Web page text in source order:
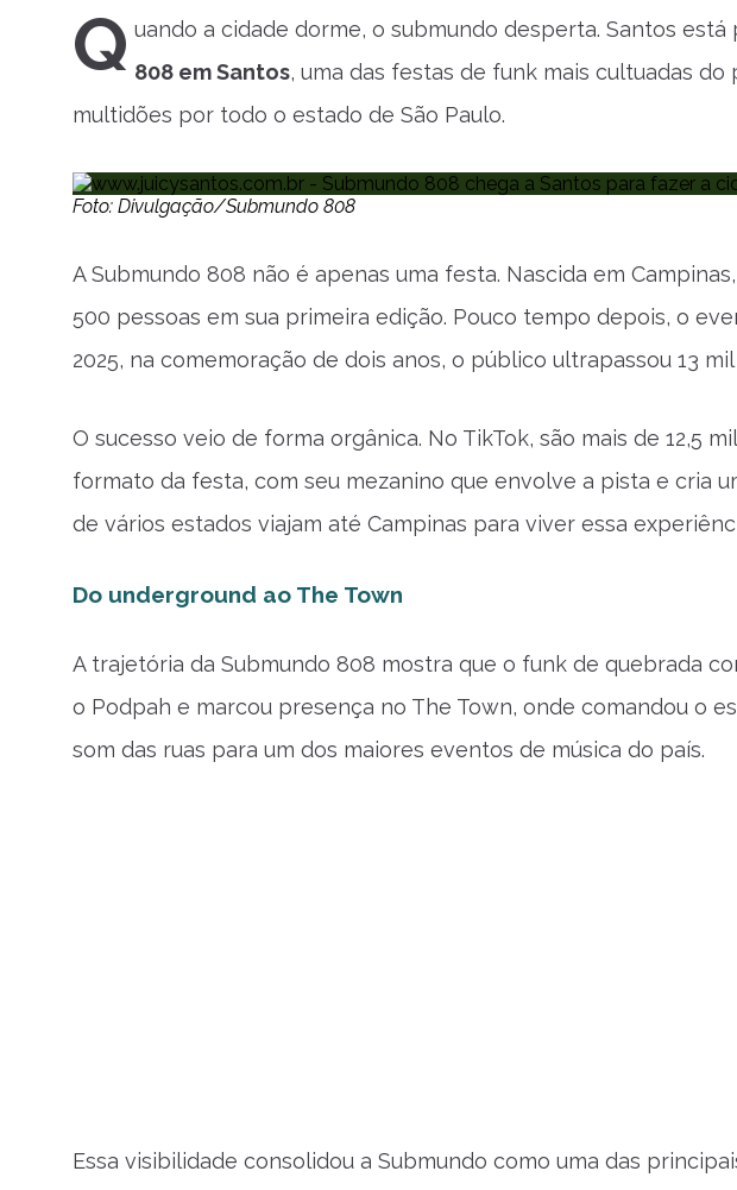
Q uando a cidade dorme, o submundo desperta. Santos
808 em Santos, uma das festas de funk mais cultuadas
multidões por todo o estado de São Paulo.
Foto: Divulgação/Submundo 808
A Submundo 808 não é apenas uma festa. Nascida em
500 pessoas em sua primeira edição. Pouco tempo depois, o
2025, na comemoração de dois anos, o público ultrapassou 13
O sucesso veio de forma orgânica. No TikTok, são mais de 12,5
formato da festa, com seu mezanino que envolve a pista e cria
de vários estados viajam até Campinas para viver essa
Do underground ao The Town
A trajetória da Submundo 808 mostra que o funk de quebrada
o Podpah e marcou presença no The Town, onde comandou o
som das ruas para um dos maiores eventos de música do país.
Essa visibilidade consolidou a Submundo como uma das